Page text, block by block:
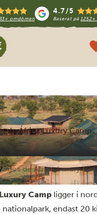
omdömen
4.7/5
Baserat på1252+
de África Luxury Camp
de África Luxury
Camp ligger i
nationalpark, endast 20